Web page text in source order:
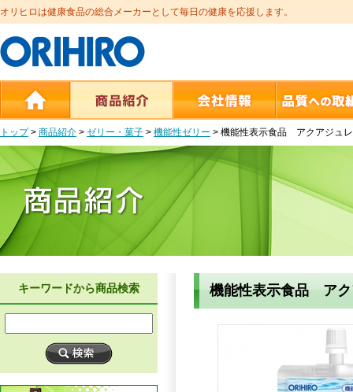
オリヒロは健康食品の総合メーカーとして毎日の健康を応援します。
トップ> 商品紹介 > ゼリー・菓子 > 機能性ゼリー > 機能性表示食品 アクアジュレ
キーワードから商品検索 機能性表示食品 アク